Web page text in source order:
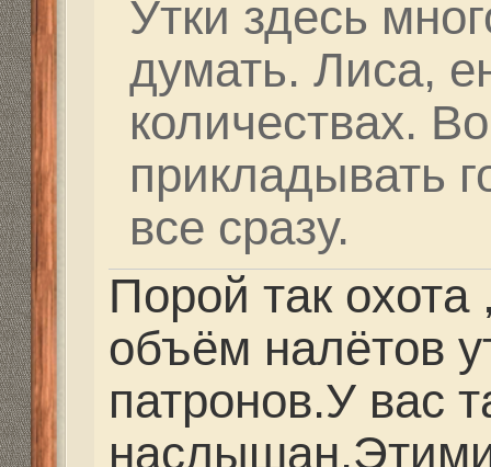
команда в составе 6-
выдвигается в
Вопрос с одним
технический. В
одиночное кресло в
Найдем-нас будет
будем вшестером.
Готовы к ЛЮБЫМ
Из снастей,берем
и спиннинговые
Вопрос по